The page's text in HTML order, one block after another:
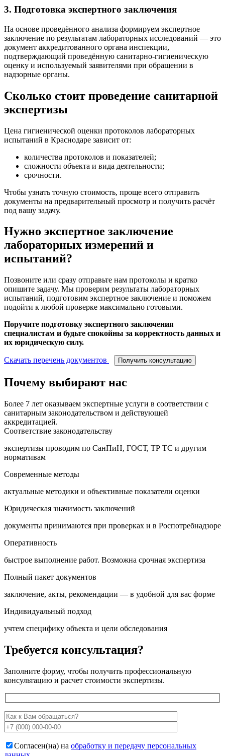
3. Подготовка экспертного заключения
На основе проведённого анализа формируем экспертное
заключение по результатам лабораторных исследований — это
документ аккредитованного органа инспекции,
подтверждающий проведённую санитарно-гигиеническую
оценку и используемый заявителями при обращении в
надзорные органы.
Сколько стоит проведение санитарной
экспертизы
Цена гигиенической оценки протоколов лабораторных
испытаний в Краснодаре зависит от:
количества протоколов и показателей;
сложности объекта и вида деятельности;
срочности.
Чтобы узнать точную стоимость, проще всего отправить
документы на предварительный просмотр и получить расчёт
под вашу задачу.
Нужно экспертное заключение
лабораторных измерений и
испытаний?
Позвоните или сразу отправьте нам протоколы и кратко
опишите задачу. Мы проверим результаты лабораторных
испытаний, подготовим экспертное заключение и поможем
подойти к любой проверке максимально готовыми.
Поручите подготовку экспертного заключения
специалистам и будьте спокойны за корректность данных и
их юридическую силу.
Скачать перечень документов Получить консультацию
Почему выбирают нас
Более 7 лет оказываем экспертные услуги в соответствии с
санитарным законодательством и действующей
аккредитацией.
Соответствие законодательству
экспертизы проводим по СанПиН, ГОСТ, ТР ТС и другим
нормативам
Современные методы
актуальные методики и объективные показатели оценки
Юридическая значимость заключений
документы принимаются при проверках и в Роспотребнадзоре
Оперативность
быстрое выполнение работ. Возможна срочная экспертиза
Полный пакет документов
заключение, акты, рекомендации — в удобной для вас форме
Индивидуальный подход
учтем специфику объекта и цели обследования
Требуется консультация?
Заполните форму, чтобы получить профессиональную
консультацию и расчет стоимости экспертизы.
Согласен(на) на обработку и передачу персональных